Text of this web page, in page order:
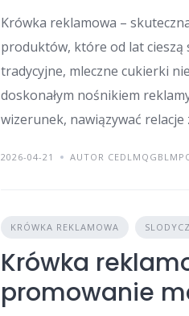
Krówka reklamowa –
produktów, które od lat cieszą
tradycyjne, mleczne cukierki
doskonałym nośnikiem
wizerunek, nawiązywać relacje
2026-04-21 AUTOR
KRÓWKA REKLAMOWA
Krówka
promowanie